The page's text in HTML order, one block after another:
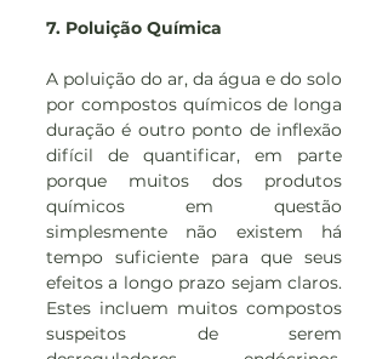
7. Poluição Química
A poluição do ar, da água e do solo
por compostos químicos de longa
duração é outro ponto de inflexão
difícil de quantificar, em parte
porque muitos dos produtos
químicos em questão
simplesmente não existem há
tempo suficiente para que seus
efeitos a longo prazo sejam claros.
Estes incluem muitos compostos
suspeitos de serem